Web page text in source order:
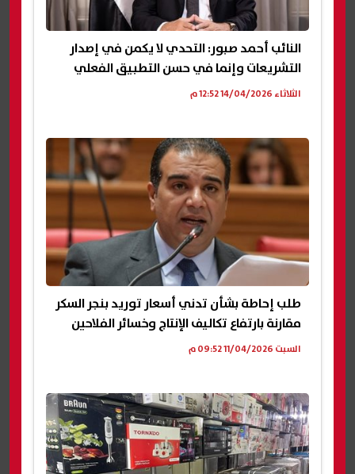
النائب أحمد صبور: التحدي لا يكمن في إصدار
التشريعات وإنما في حسن التطبيق الفعلي
الثلاثاء 14/04/2026 12:52 م
طلب إحاطة بشأن تدني أسعار توريد بنجر السكر
مقارنة بارتفاع تكاليف الإنتاج وخسائر الفلاحين
السبت 11/04/2026 09:52 م